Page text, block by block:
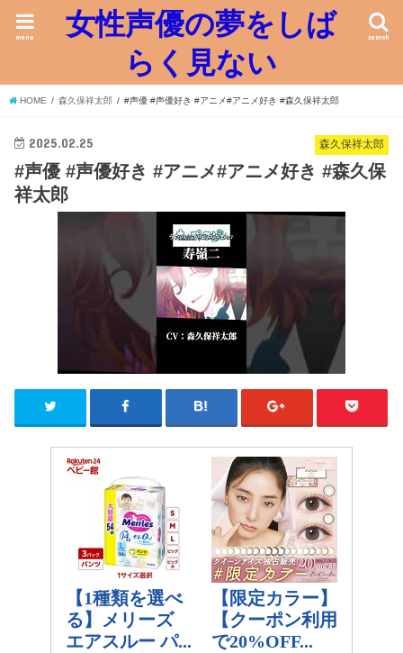
女性声優の夢をしば
らく見ない
search
menu
HOME 森久保祥太郎 #声優 #声優好き #アニメ#アニメ好き #森久保祥太郎
森久保祥太郎
2025.02.25
#声優 #声優好き #アニメ#アニメ好き #森久保
祥太郎